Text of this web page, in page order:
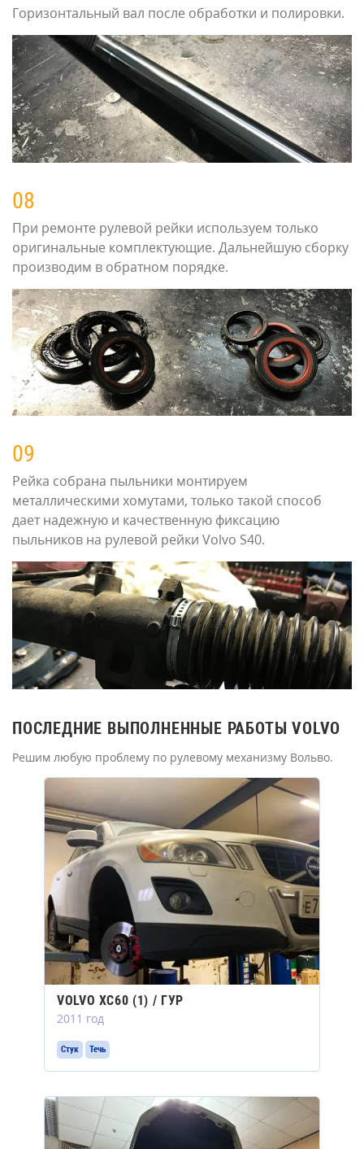
Горизонтальный вал после обработки и полировки.
08
При ремонте рулевой рейки используем только
оригинальные комплектующие. Дальнейшую сборку
производим в обратном порядке.
09
Рейка собрана пыльники монтируем
металлическими хомутами, только такой способ
дает надежную и качественную фиксацию
пыльников на рулевой рейки Volvo S40.
ПОСЛЕДНИЕ ВЫПОЛНЕННЫЕ РАБОТЫ VOLVO
Решим любую проблему по рулевому механизму Вольво.
VOLVO XC60 (1) / ГУР
2011 год
Стук Течь